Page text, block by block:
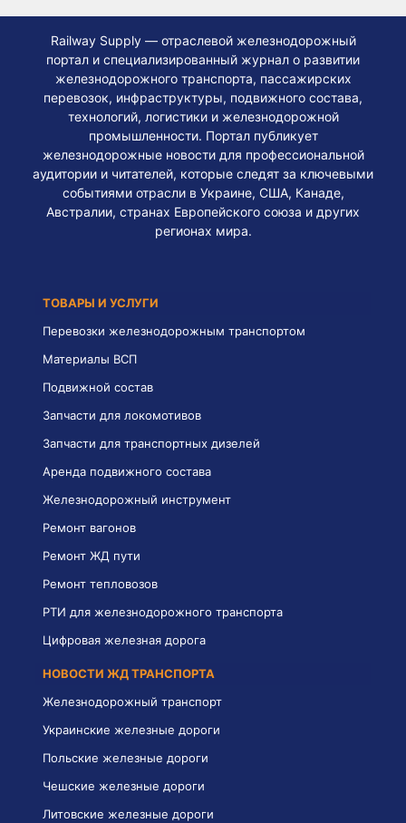
Railway Supply — отраслевой железнодорожный
портал и специализированный журнал о развитии
железнодорожного транспорта, пассажирских
перевозок, инфраструктуры, подвижного состава,
технологий, логистики и железнодорожной
промышленности. Портал публикует
железнодорожные новости для профессиональной
аудитории и читателей, которые следят за ключевыми
событиями отрасли в Украине, США, Канаде,
Австралии, странах Европейского союза и других
регионах мира.
ТОВАРЫ И УСЛУГИ
Перевозки железнодорожным транспортом
Материалы ВСП
Подвижной состав
Запчасти для локомотивов
Запчасти для транспортных дизелей
Аренда подвижного состава
Железнодорожный инструмент
Ремонт вагонов
Ремонт ЖД пути
Ремонт тепловозов
РТИ для железнодорожного транспорта
Цифровая железная дорога
НОВОСТИ ЖД ТРАНСПОРТА
Железнодорожный транспорт
Украинские железные дороги
Польские железные дороги
Чешские железные дороги
Литовские железные дороги